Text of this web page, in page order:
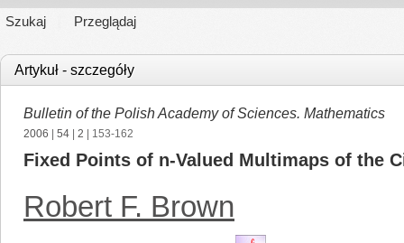
Szukaj Przeglądaj
Artykuł - szczegóły
Bulletin of the Polish Academy of Sciences. Mathematics
2006 54 2 | 153-162
Fixed Points of n-Valued Multimaps of the
Robert F. Brown